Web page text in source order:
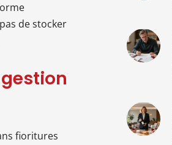
de stocker
fioritures